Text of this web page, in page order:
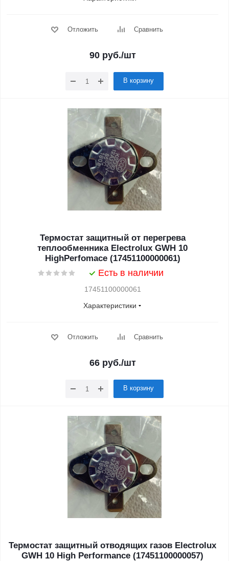
Отложить Сравнить
90 руб./шт
В корзину
Термостат защитный от перегрева
теплообменника Electrolux GWH 10
HighPerfomace (17451100000061)
Есть в наличии
17451100000061
Характеристики
Отложить Сравнить
66 руб./шт
В корзину
Термостат защитный отводящих газов Electrolux
GWH 10 High Performance (17451100000057)